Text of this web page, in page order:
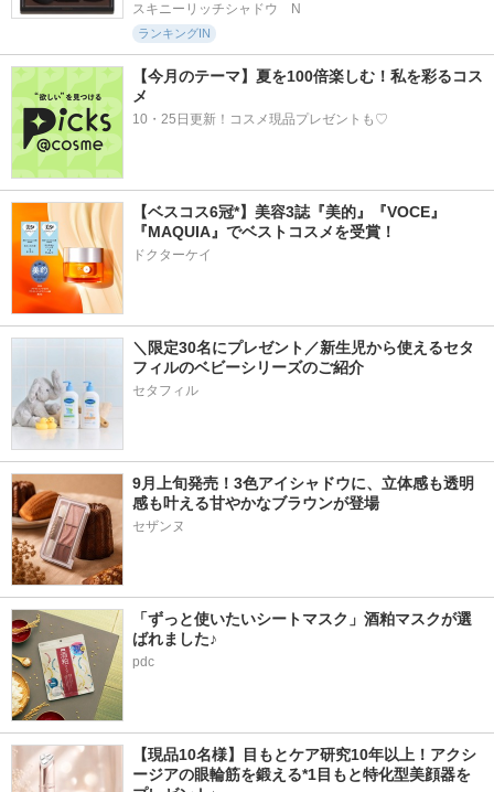
スキニーリッチシャドウ　N
ランキングIN
【今月のテーマ】夏を100倍楽しむ！私を彩るコス
メ
10・25日更新！コスメ現品プレゼントも♡
【ベスコス6冠*】美容3誌『美的』『VOCE』
『MAQUIA』でベストコスメを受賞！
ドクターケイ
＼限定30名にプレゼント／新生児から使えるセタ
フィルのベビーシリーズのご紹介
セタフィル
9月上旬発売！3色アイシャドウに、立体感も透明
感も叶える甘やかなブラウンが登場
「ずっと使いたいシートマスク」酒粕マスクが選
ばれました♪
pdc
【現品10名様】目もとケア研究10年以上！アクシ
ージアの眼輪筋を鍛える*1目もと特化型美顔器を